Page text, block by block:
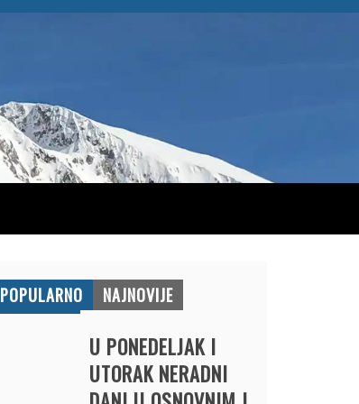
POPULARNO NAJNOVIJE
U PONEDELJAK I
UTORAK NERADNI